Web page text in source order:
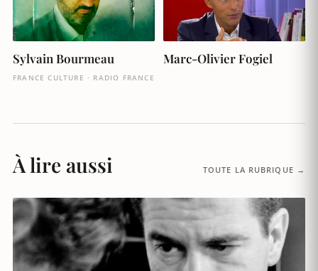
Sylvain Bourmeau
FRANCE CULTURE · RADIO FRANCE
Marc-Olivier Fogiel
À lire aussi TOUTE LA RUBRIQUE →